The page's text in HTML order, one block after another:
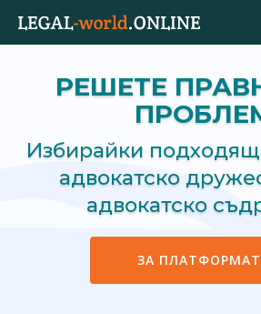
РЕШЕТЕ
Избирайки
адвокатско
адвокатско
ЗА